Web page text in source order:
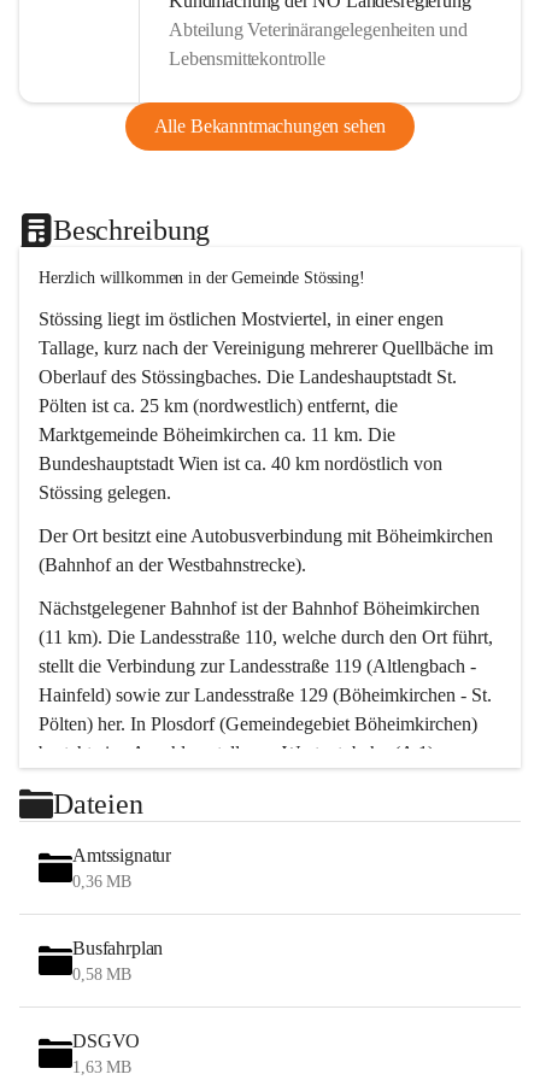
Abteilung Veterinärangelegenheiten und
Lebensmittekontrolle
Alle Bekanntmachungen sehen
Beschreibung
Herzlich willkommen in der Gemeinde Stössing!
Stössing liegt im östlichen Mostviertel, in einer engen
Tallage, kurz nach der Vereinigung mehrerer Quellbäche im
Oberlauf des Stössingbaches. Die Landeshauptstadt St.
Pölten ist ca. 25 km (nordwestlich) entfernt, die
Marktgemeinde Böheimkirchen ca. 11 km. Die
Bundeshauptstadt Wien ist ca. 40 km nordöstlich von
Stössing gelegen.
Der Ort besitzt eine Autobusverbindung mit Böheimkirchen
(Bahnhof an der Westbahnstrecke).
Nächstgelegener Bahnhof ist der Bahnhof Böheimkirchen
(11 km). Die Landesstraße 110, welche durch den Ort führt,
stellt die Verbindung zur Landesstraße 119 (Altlengbach -
Hainfeld) sowie zur Landesstraße 129 (Böheimkirchen - St.
Pölten) her. In Plosdorf (Gemeindegebiet Böheimkirchen)
besteht eine Anschlussstelle zur Westautobahn (A 1).
Wien erreicht man in ca. 45 Minuten.
Stössing zählt noch zum Naherholungsraum Wien sowie
zum Naherholungsraum St. Pölten. Viele Bauernhöfe hatten
„ihre Wiener“. Seit 1960 bauten viele Wiener
Wochenendhäuser im Gemeindegebiet. Wegen des
waldreichen Jagdgebietes haben viele Jagdpächter ihre
Das Wandern ist aus touristischer Sicht die bedeutendste
Tätigkeit. Das hügelige Gebiet mit Wanderwegen durch
Dateien
Amtssignatur
0,36 MB
Busfahrplan
0,58 MB
DSGVO
1,63 MB